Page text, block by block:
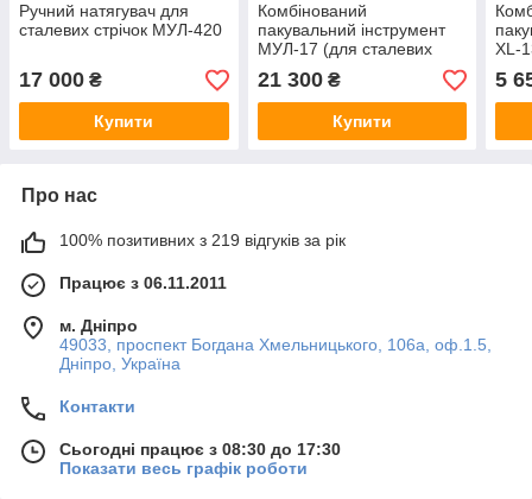
Ручний натягувач для
сталевих стрічок МУЛ-420
17 000 ₴
Купити
Комбінований
пакувальний інструмент
МУЛ-17 (для сталевих
стрічок)
21 300₴
Купити
XL-
5
Про нас
100% позитивних з 219 відгуків за рік
Працює з 06.11.2011
м. Дніпро
49033, проспект Богдана Хмельницького, 106а, оф.1.5,
Дніпро, Україна
Контакти
Сьогодні працює з 08:30 до 17:30
Показати весь графік роботи